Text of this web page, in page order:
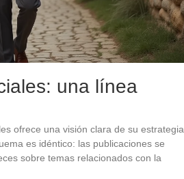
una línea
ofrece una visión clara de su estrategia.
es idéntico: las publicaciones se
sobre temas relacionados con la